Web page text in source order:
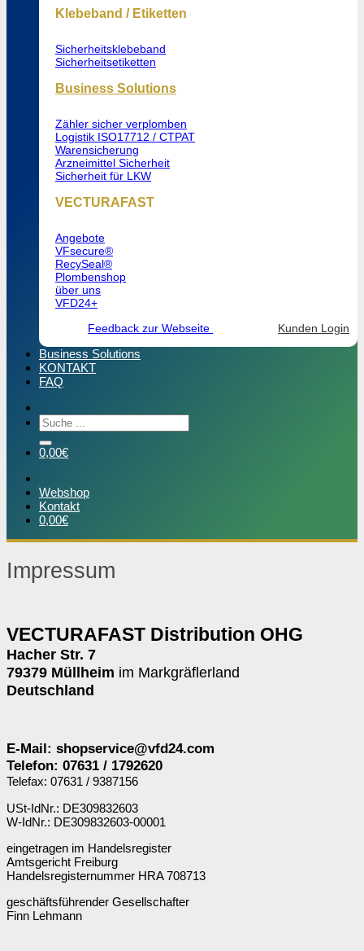
Klebeband / Etiketten
Sicherheitsklebeband
Sicherheitsetiketten
Business Solutions
Zähler sicher verplomben
Logistik ISO17712 / CTPAT
Warensicherung
Arzneimittel Sicherheit
Sicherheit für LKW
VECTURAFAST
Angebote
VFsecure®
RecySeal®
Plombenshop
über uns
VFD24+
Feedback zur Webseite
Kunden Login
Business Solutions
KONTAKT
FAQ
Suchen
nach:
0,00€
Webshop
Kontakt
0,00€
Impressum
VECTURAFAST Distribution OHG
Hacher Str. 7
79379 Müllheim im Markgräflerland
Deutschland
E-Mail: shopservice@vfd24.com
Telefon: 07631 / 1792620
Telefax: 07631 / 9387156
USt-IdNr.: DE309832603
W-IdNr.: DE309832603-00001
eingetragen im Handelsregister
Amtsgericht Freiburg
Handelsregisternummer HRA 708713
geschäftsführender Gesellschafter
Finn Lehmann